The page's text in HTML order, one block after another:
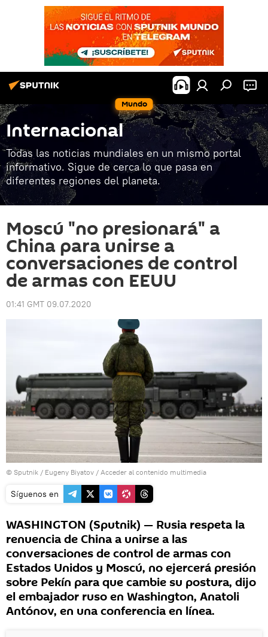
Mundo
Internacional
Todas las noticias mundiales en un mismo portal
informativo. Sigue de cerca lo que pasa en
diferentes regiones del planeta.
Moscú "no presionará" a
China para unirse a
conversaciones de control
de armas con EEUU
01:41 GMT 09.07.2020
© Sputnik / Eugeny Biyatov / Acceder al contenido multimedia
Síguenos en
WASHINGTON (Sputnik) — Rusia respeta la
renuencia de China a unirse a las
conversaciones de control de armas con
Estados Unidos y Moscú, no ejercerá presión
sobre Pekín para que cambie su postura, dijo
el embajador ruso en Washington, Anatoli
Antónov, en una conferencia en línea.